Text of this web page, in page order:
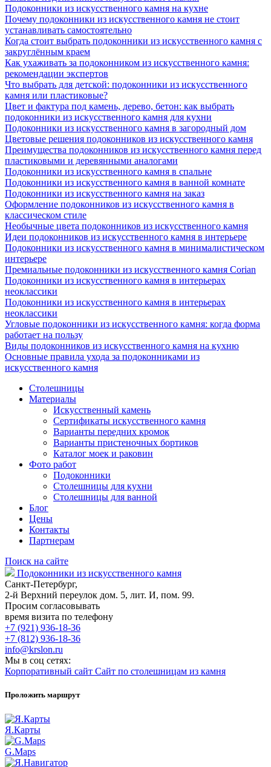
Подоконники из искусственного камня на кухне
Почему подоконники из искусственного камня не стоит
устанавливать самостоятельно
Когда стоит выбрать подоконники из искусственного камня с
закруглённым краем
Как ухаживать за подоконником из искусственного камня:
рекомендации экспертов
Что выбрать для детской: подоконники из искусственного
камня или пластиковые?
Цвет и фактура под камень, дерево, бетон: как выбрать
подоконники из искусственного камня для кухни
Подоконники из искусственного камня в загородный дом
Цветовые решения подоконников из искусственного камня
Преимущества подоконников из искусственного камня перед
пластиковыми и деревянными аналогами
Подоконники из искусственного камня в спальне
Подоконники из искусственного камня в ванной комнате
Подоконники из искусственного камня на заказ
Оформление подоконников из искусственного камня в
классическом стиле
Необычные цвета подоконников из искусственного камня
Идеи подоконников из искусственного камня в интерьере
Подоконники из искусственного камня в минималистическом
интерьере
Премиальные подоконники из искусственного камня Corian
Подоконники из искусственного камня в интерьерах
неоклассики
Подоконники из искусственного камня в интерьерах
неоклассики
Угловые подоконники из искусственного камня: когда форма
работает на пользу
Виды подоконников из искусственного камня на кухню
Основные правила ухода за подоконниками из
искусственного камня
Столешницы
Материалы
Искусственный камень
Сертификаты искусственного камня
Варианты передних кромок
Варианты пристеночных бортиков
Каталог моек и раковин
Фото работ
Подоконники
Столешницы для кухни
Столешницы для ванной
Блог
Цены
Контакты
Партнерам
Поиск на сайте
Подоконники из искусственного камня
Санкт-Петербург,
2-й Верхний переулок дом. 5, лит. И, пом. 99.
Просим согласовывать
время визита по телефону
+7 (921) 936-18-36
+7 (812) 936-18-36
info@krslon.ru
Мы в соц сетях:
Корпоративный сайт Сайт по столешницам из камня
Проложить маршрут
Я.Карты
G.Maps